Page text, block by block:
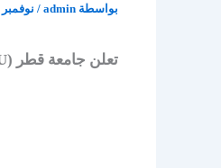
بواسطة admin
/ نوفمبر 25, 2025
تعلن جامعة قطر (QU) عن توفير عدة فرص و